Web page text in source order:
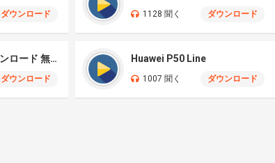
ダウンロード 1128 聞く ダウンロード
Line 通知 音 ダウンロード 無料
ダウンロード
Huawei P50 Line
1007 聞く ダウンロード